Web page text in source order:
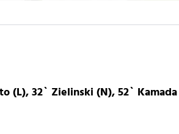
(L), 32` Zielinski (N), 52`